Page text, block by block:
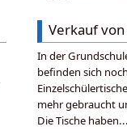
Verkauf
In der
befinden sich noch
mehr gebraucht
Die Tische haben...